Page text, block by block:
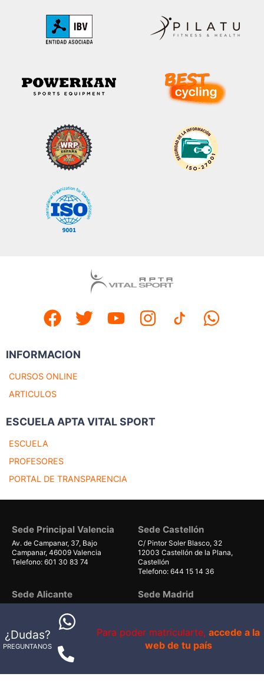
¿Dudas?
PREGUNTANOS
Para poder matricularte,accede a la
web de tu país
INFORMACION
CURSOS ONLINE
ARTICULOS
ESCUELA APTA VITAL SPORT
ESCUELA
PROFESORES
PORTAL DE TRANSPARENCIA
Sede Principal Valencia
Av. de Campanar, 37, Bajo
Campanar, 46009 Valencia
Telefono: 601 30 83 74
Sede Castellón
C/ Pintor Soler Blasco, 32
12003 Castellón de la Plana,
Castellón
Telefono: 644 15 14 36
Sede Alicante
03550 Sant Joan d'Alacant,
Telefono: 644 35 04 03
Sede Madrid
Sede Gran Canaria
Avenida de Gáldar 56, planta 1
Carrer Can Valero 31, Nave 8,